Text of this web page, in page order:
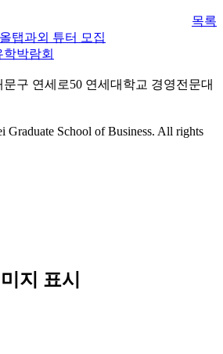
목록
탭과외 튜터 모집
학박람회
구 연세로50 연세대학교 경영전문대
Graduate School of Business. All rights
지 표시